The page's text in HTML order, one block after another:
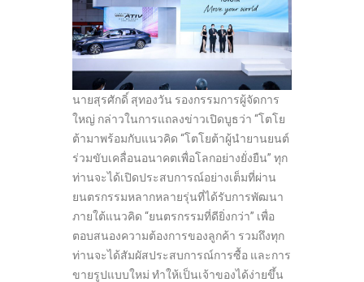
นายสุรศักดิ์ สุทองวัน รองกรรมการผู้จัดการ
ใหญ่ กล่าวในการแถลงข่าวเปิดบูธว่า “โตโย
ต้ามาพร้อมกับแนวคิด “โตโยต้าผู้นำยานยนต์
ร่วมขับเคลื่อนอนาคตเพื่อโลกอย่างยั่งยืน” ทุก
ท่านจะได้เปิดประสบการณ์อย่างเต็มที่ผ่าน
ยนตรกรรมหลากหลายรุ่นที่ได้รับการพัฒนา
ภายใต้แนวคิด “ยนตรกรรมที่ดียิ่งกว่า” เพื่อ
ตอบสนองความต้องการของลูกค้า รวมถึงทุก
ท่านจะได้สัมผัสประสบการณ์การซื้อ และการ
ขายรูปแบบใหม่ ทำให้เป็นเจ้าของได้ง่ายขึ้น